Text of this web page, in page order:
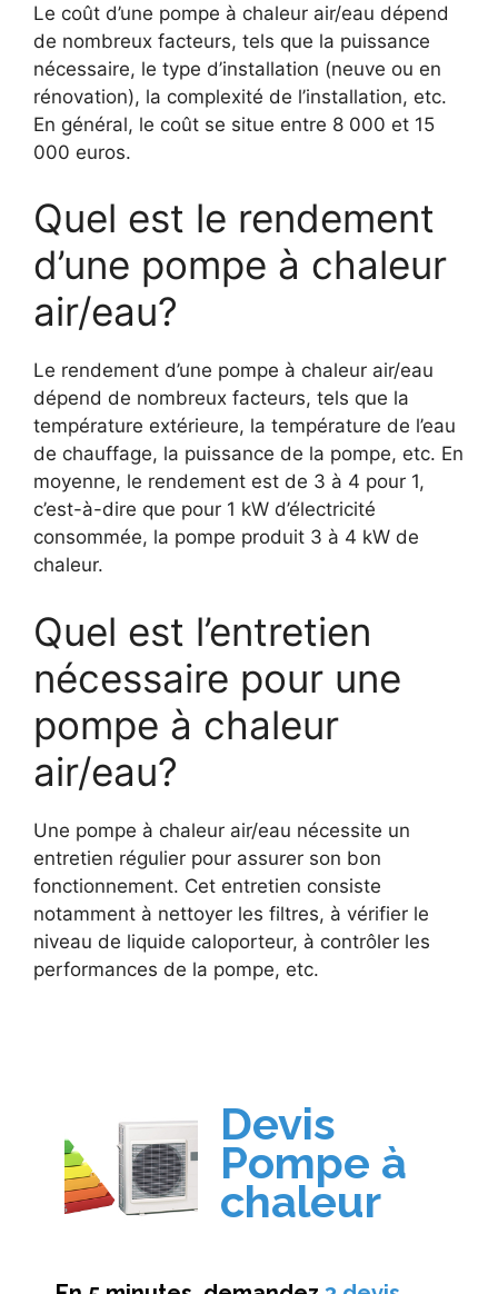
Le coût d’une pompe à chaleur air/eau dépend
de nombreux facteurs, tels que la puissance
nécessaire, le type d’installation (neuve ou en
rénovation), la complexité de l’installation, etc.
En général, le coût se situe entre 8 000 et 15
000 euros.
Quel est le rendement
d’une pompe à chaleur
air/eau?
Le rendement d’une pompe à chaleur air/eau
dépend de nombreux facteurs, tels que la
température extérieure, la température de l’eau
de chauffage, la puissance de la pompe, etc. En
moyenne, le rendement est de 3 à 4 pour 1,
c’est-à-dire que pour 1 kW d’électricité
consommée, la pompe produit 3 à 4 kW de
chaleur.
Quel est l’entretien
nécessaire pour une
pompe à chaleur
air/eau?
Une pompe à chaleur air/eau nécessite un
entretien régulier pour assurer son bon
fonctionnement. Cet entretien consiste
notamment à nettoyer les filtres, à vérifier le
niveau de liquide caloporteur, à contrôler les
performances de la pompe, etc.